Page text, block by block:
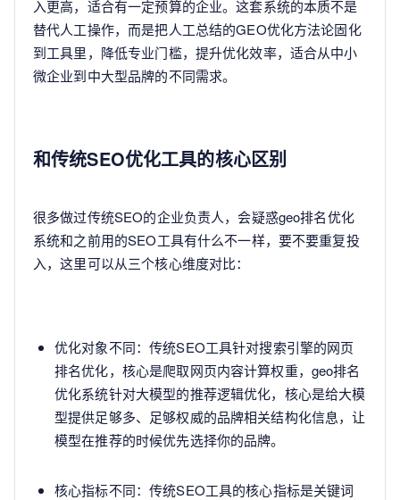
入更高，适合有一定预算的企业。这套系统的本质不是
替代人工操作，而是把人工总结的GEO优化方法论固化
到工具里，降低专业门槛，提升优化效率，适合从中小
微企业到中大型品牌的不同需求。
和传统SEO优化工具的核心区别
很多做过传统SEO的企业负责人，会疑惑geo排名优化
系统和之前用的SEO工具有什么不一样，要不要重复投
入，这里可以从三个核心维度对比：
优化对象不同：传统SEO工具针对搜索引擎的网页
排名优化，核心是爬取网页内容计算权重，geo排名
优化系统针对大模型的推荐逻辑优化，核心是给大模
型提供足够多、足够权威的品牌相关结构化信息，让
模型在推荐的时候优先选择你的品牌。
核心指标不同：传统SEO工具的核心指标是关键词